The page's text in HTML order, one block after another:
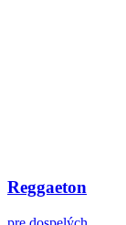
Reggaeton